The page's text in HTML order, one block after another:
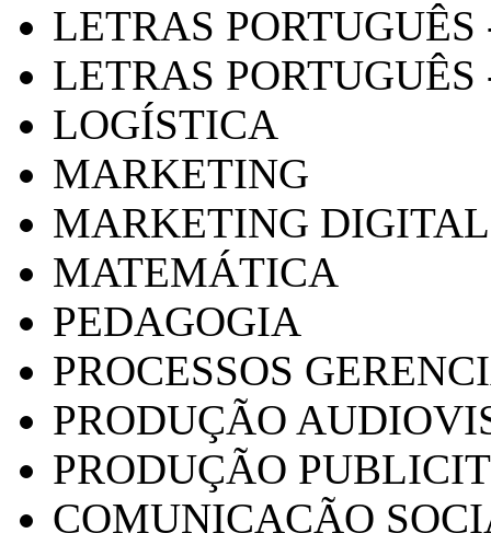
LETRAS
LETRAS PORTUGUÊS
LOGÍSTICA
MARKETING
MARKETING DIGITAL
MATEMÁTICA
PEDAGOGIA
PROCESSOS
PRODUÇÃO
PRODUÇÃO
COMUNICAÇÃO